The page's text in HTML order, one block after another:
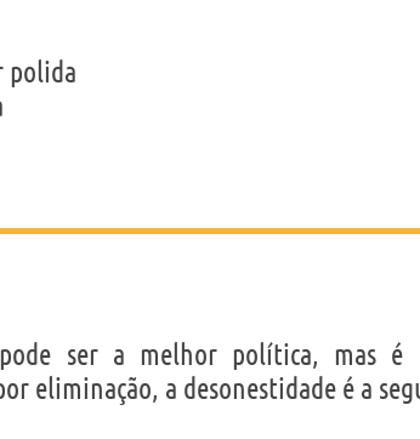
polida
pode ser a melhor política, mas
eliminação, a desonestidade é a